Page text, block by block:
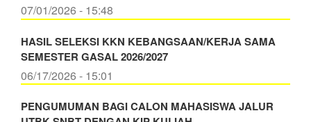
07/01/2026 - 15:48
HASIL SELEKSI KKN KEBANGSAAN/KERJA SAMA
SEMESTER GASAL 2026/2027
06/17/2026 - 15:01
PENGUMUMAN BAGI CALON MAHASISWA JALUR